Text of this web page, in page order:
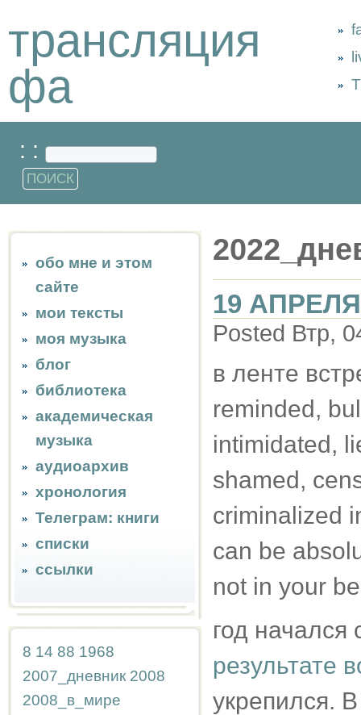
трансляция
фа
: :
обо мне и этом
сайте
мои тексты
моя музыка
блог
библиотека
академическая
музыка
аудиоархив
хронология
Телеграм: книги
списки
ссылки
8 14 88 1968
2007_дневник 2008
2008_в_мире
19 АПРЕЛЯ
Posted Втр,
в ленте
reminded,
intimidated,
shamed,
criminalized
can be
not in your
год начался
результате
укрепился.